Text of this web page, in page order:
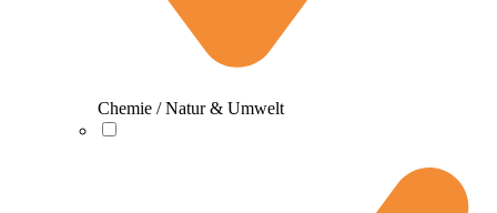
Chemie / Natur & Umwelt